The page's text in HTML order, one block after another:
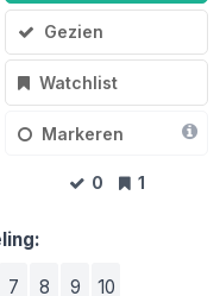
Gezien
Watchlist
Markeren
0 1
7 8 9 10